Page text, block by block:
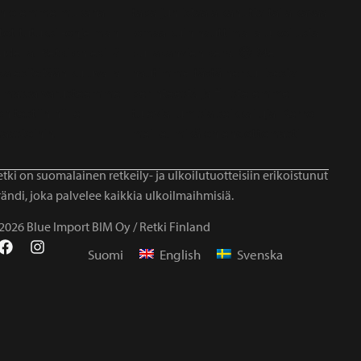
on suomalainen retkeily- ja ulkoilutuotteisiin erikoistunut
joka palvelee kaikkia ulkoilmaihmisiä.
Blue Import BIM Oy / Retki Finland
Suomi English Svenska